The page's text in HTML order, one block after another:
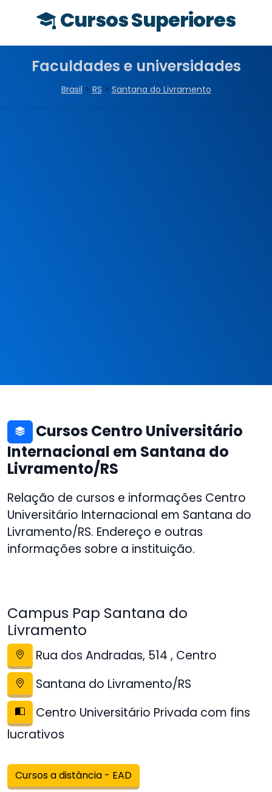
Cursos Superiores
Faculdades e universidades
Brasil > RS > Santana do Livramento
Cursos Centro Universitário
Internacional em Santana do
Livramento/RS
Relação de cursos e informações Centro
Universitário Internacional em Santana do
Livramento/RS. Endereço e outras
informações sobre a instituição.
Campus Pap Santana do
Livramento
Rua dos Andradas, 514 , Centro
Santana do Livramento/RS
Centro Universitário Privada com fins
lucrativos
Cursos a distância - EAD